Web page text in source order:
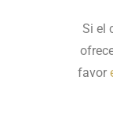
Si el
favor